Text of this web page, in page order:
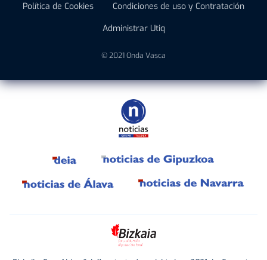
Política de Cookies
Condiciones de uso y Contratación
Administrar Utiq
© 2021 Onda Vasca